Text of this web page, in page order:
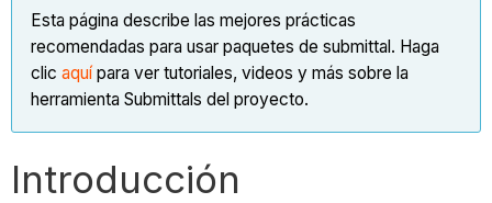
de
paquetes
Revisión
Opción
Esta página describe las mejores prácticas
recomendadas para usar paquetes de submittal. Haga
clicaquípara ver tutoriales, videos y más sobre la
herramienta Submittals del proyecto.
Introducción